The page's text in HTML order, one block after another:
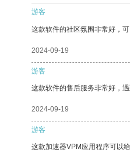
游客
这款软件的社区氛围非常好，
2024-09-19
游客
这款软件的售后服务非常好，
2024-09-19
游客
这款加速器VPM应用程序可以